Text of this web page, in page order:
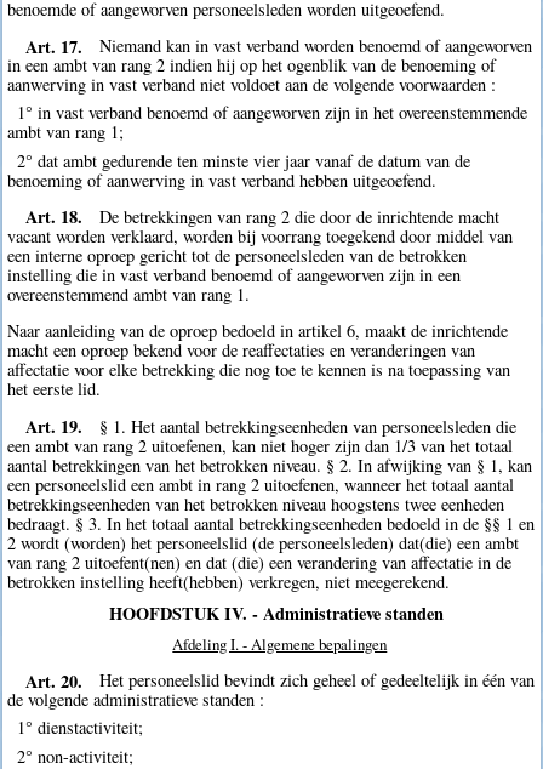
benoemde of aangeworven personeelsleden worden uitgeoefend.
Art. 17.
Niemand kan in vast verband worden benoemd of aangeworven
in een ambt van rang 2 indien hij op het ogenblik van de benoeming of
aanwerving in vast verband niet voldoet aan de volgende voorwaarden :
1° in vast verband benoemd of aangeworven zijn in het overeenstemmende
ambt van rang 1;
2° dat ambt gedurende ten minste vier jaar vanaf de datum van de
benoeming of aanwerving in vast verband hebben uitgeoefend.
Art. 18.
De betrekkingen van rang 2 die door de inrichtende macht
vacant worden verklaard, worden bij voorrang toegekend door middel van
een interne oproep gericht tot de personeelsleden van de betrokken
instelling die in vast verband benoemd of aangeworven zijn in een
overeenstemmend ambt van rang 1.
Naar aanleiding van de oproep bedoeld in artikel 6, maakt de inrichtende
macht een oproep bekend voor de reaffectaties en veranderingen van
affectatie voor elke betrekking die nog toe te kennen is na toepassing van
het eerste lid.
Art. 19.
§ 1. Het aantal betrekkingseenheden van personeelsleden die
een ambt van rang 2 uitoefenen, kan niet hoger zijn dan 1/3 van het totaal
aantal betrekkingen van het betrokken niveau. § 2. In afwijking van § 1, kan
een personeelslid een ambt in rang 2 uitoefenen, wanneer het totaal aantal
betrekkingseenheden van het betrokken niveau hoogstens twee eenheden
bedraagt. § 3. In het totaal aantal betrekkingseenheden bedoeld in de §§ 1 en
2 wordt (worden) het personeelslid (de personeelsleden) dat(die) een ambt
van rang 2 uitoefent(nen) en dat (die) een verandering van affectatie in de
betrokken instelling heeft(hebben) verkregen, niet meegerekend.
HOOFDSTUK IV. - Administratieve standen
Afdeling I. - Algemene bepalingen
Art. 20.
Het personeelslid bevindt zich geheel of gedeeltelijk in één van
de volgende administratieve standen :
1° dienstactiviteit;
2° non-activiteit;